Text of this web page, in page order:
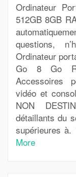
Ordinateur
512GB 8GB
questions,
Ordinateur
Go 8 Go
Accessoires
vidéo et
NON
détaillants du
supérieures
More